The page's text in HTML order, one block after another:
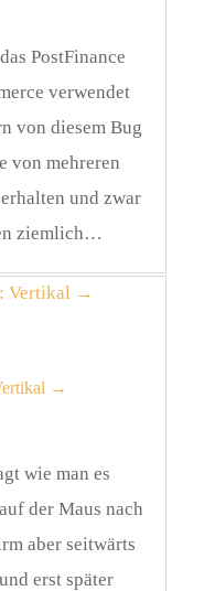
PostFinance
verwendet
von diesem Bug
von mehreren
und zwar
ziemlich…
→
wie man es
der Maus nach
aber seitwärts
erst später